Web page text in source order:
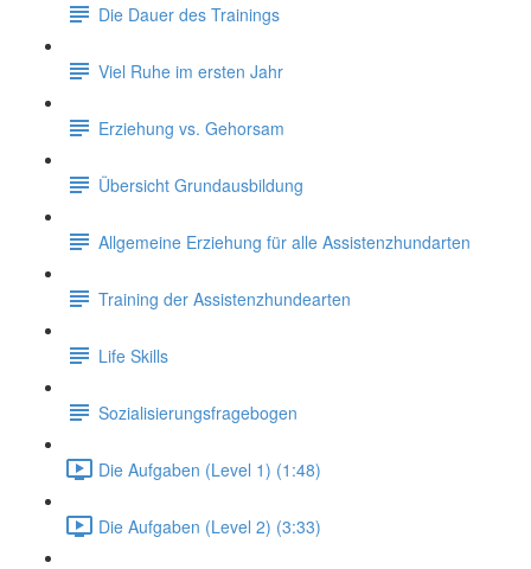
Die Dauer des Trainings
Viel Ruhe im ersten Jahr
Erziehung vs. Gehorsam
Übersicht Grundausbildung
Allgemeine Erziehung für alle Assistenzhundarten
Training der Assistenzhundearten
Life Skills
Sozialisierungsfragebogen
Die Aufgaben (Level 1) (1:48)
Die Aufgaben (Level 2) (3:33)